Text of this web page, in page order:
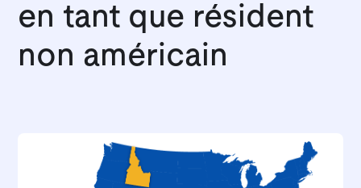
en tant que résident
non américain